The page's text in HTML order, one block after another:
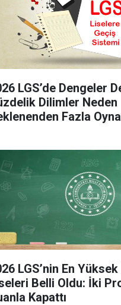
LGS’de Dengeler
Dilimler Neden
Fazla
LGS’nin En Yüksek
Belli Oldu: İki
Kapattı